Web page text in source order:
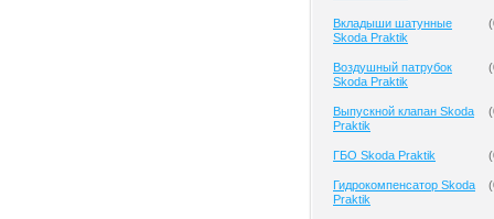
Вкладыши шатунные
Skoda Praktik
(
Воздушный патрубок
Skoda Praktik
(
Выпускной клапан Skoda
Praktik
(
ГБО Skoda Praktik (
Гидрокомпенсатор Skoda
Praktik
(